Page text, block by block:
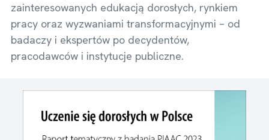
zainteresowanych edukacją dorosłych, rynkiem
pracy oraz wyzwaniami transformacyjnymi – od
badaczy i ekspertów po decydentów,
pracodawców i instytucje publiczne.